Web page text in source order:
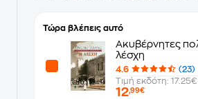
Τώρα βλέπεις αυτό
Ακυβέρνητες
λέσχη
4.6
(23)
Τιμή εκδότη: 17.25€
12,99€